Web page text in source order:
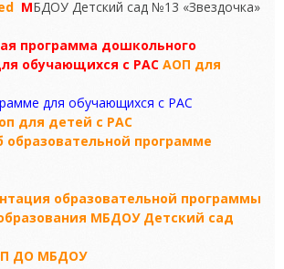
МБДОУ Детский сад №13 «Звездочка»
программа дошкольного
обучающихся с РАС АОП для
для обучающихся с РАС
для детей с РАС
образовательной программе
образовательной программы
МБДОУ Детский сад
ДО МБДОУ